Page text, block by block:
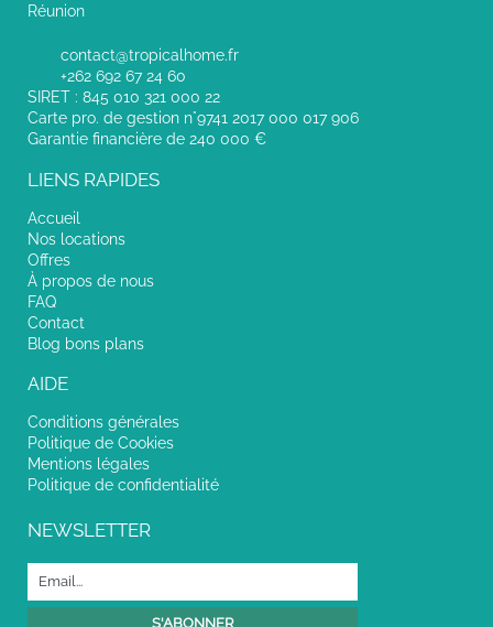
Réunion
contact@tropicalhome.fr
+262 692 67 24 60
SIRET : 845 010 321 000 22
Carte pro. de gestion n°9741 2017 000 017 906
Garantie financière de 240 000 €
LIENS RAPIDES
Accueil
Nos locations
Offres
À propos de nous
FAQ
Contact
Blog bons plans
AIDE
Conditions générales
Politique de Cookies
Mentions légales
Politique de confidentialité
NEWSLETTER